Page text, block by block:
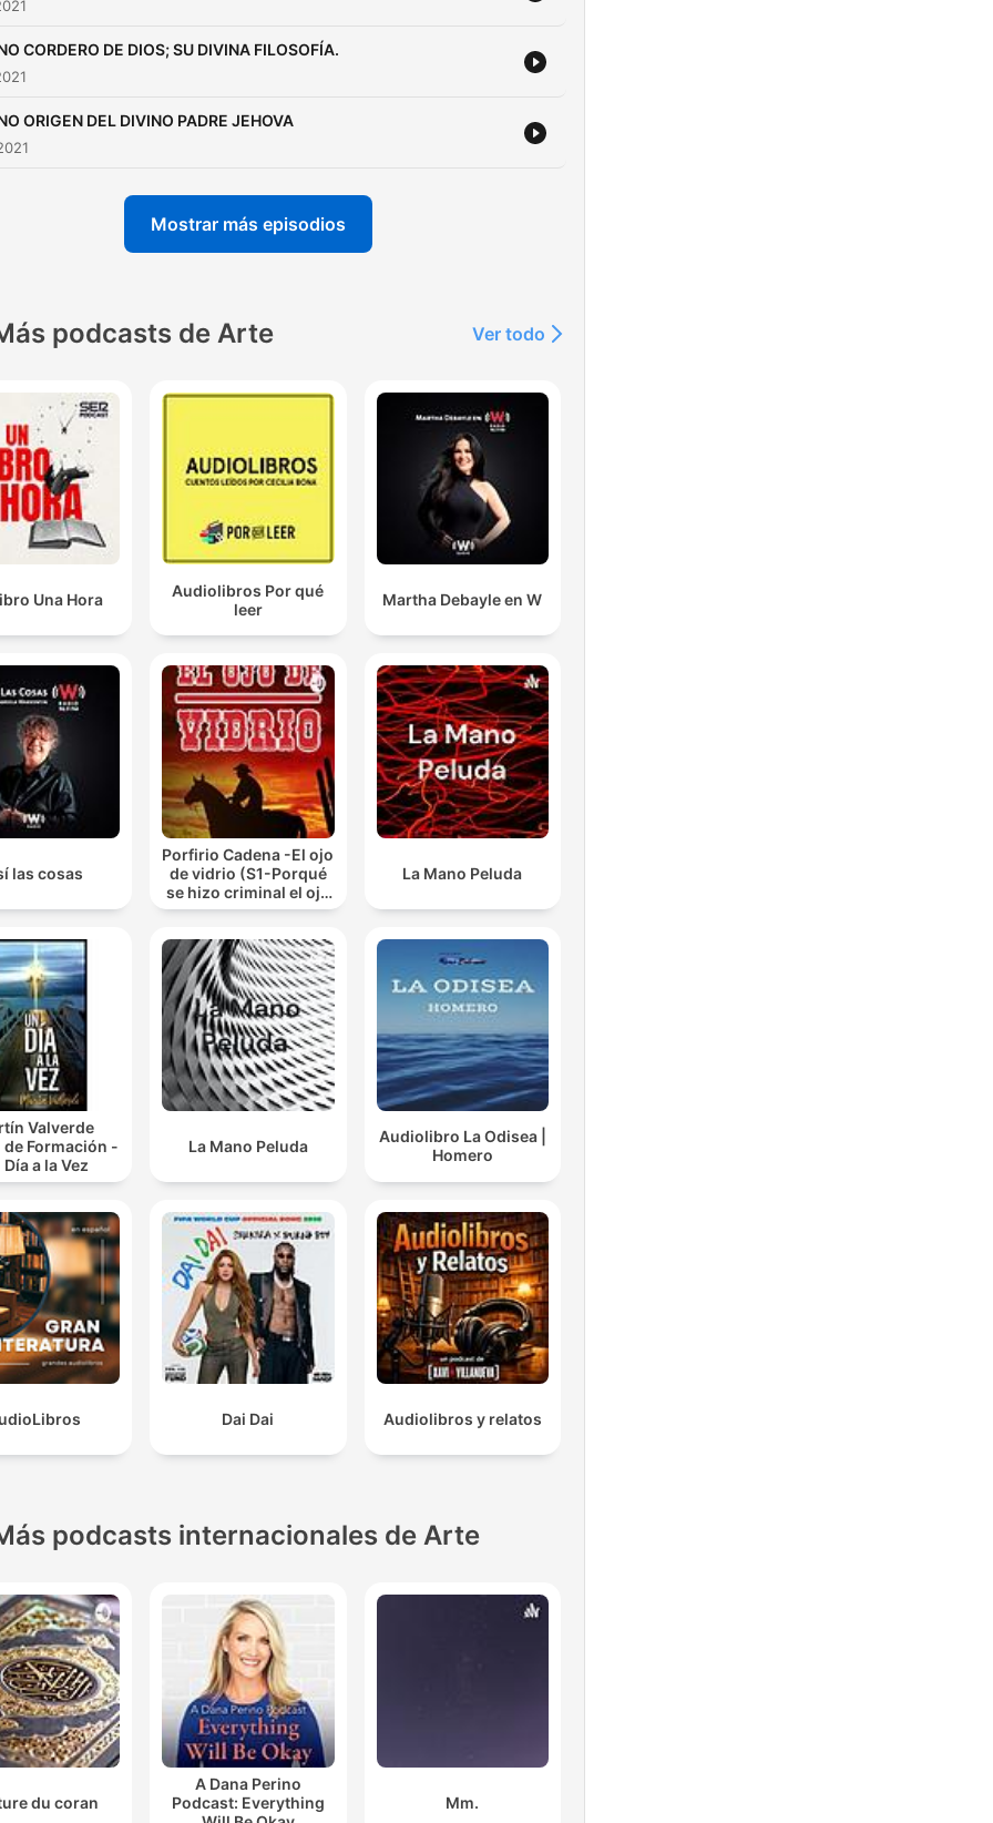
CORDERO DE DIOS; SU DIVINA FILOSOFÍA.
ORIGEN DEL DIVINO PADRE JEHOVA
Mostrar más episodios
podcasts de Arte Ver todo
Una Hora
Audiolibros Por qué
leer
Martha Debayle en W
las cosas
Porfirio Cadena -El ojo
de vidrio (S1-Porqué
se hizo criminal el ojo
de vidrio.)
La Mano Peluda
Valverde
de Formación -
Día a la Vez
La Mano Peluda
Audiolibro La Odisea |
Homero
Dai Dai Audiolibros y relatos
podcasts internacionales de Arte
du coran
A Dana Perino
Podcast: Everything
Mm.